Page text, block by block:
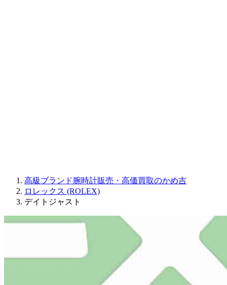
高級ブランド腕時計販売・高価買取のかめ吉
ロレックス (ROLEX)
デイトジャスト